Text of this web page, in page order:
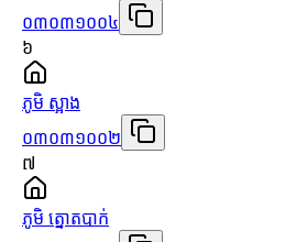
០៣០៣១០០៤
៦
ភូមិ ស្អាង
០៣០៣១០០២
៧
ភូមិ ត្នោតបាក់